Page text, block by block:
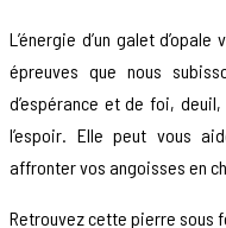
L’énergie d’un galet
épreuves que nous
d’espérance et de foi,
l’espoir. Elle peut vous
affronter vos angoisses en
Retrouvez cette pierre sous